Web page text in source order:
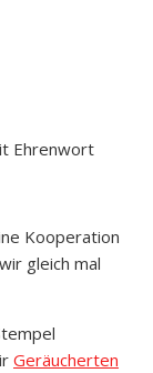
Ehrenwort
Kooperation
gleich mal
Geräucherten